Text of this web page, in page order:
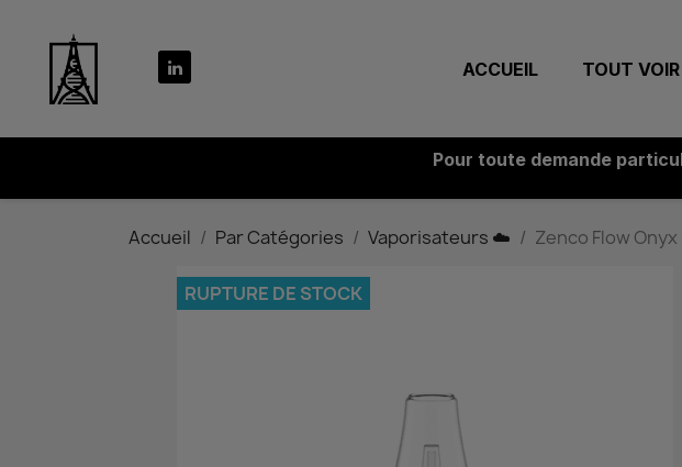
ACCUEIL TOUT VOIR
Pour toute demande
Accueil Par Catégories Vaporisateurs ☁️ Zenco Flow
RUPTURE DE STOCK